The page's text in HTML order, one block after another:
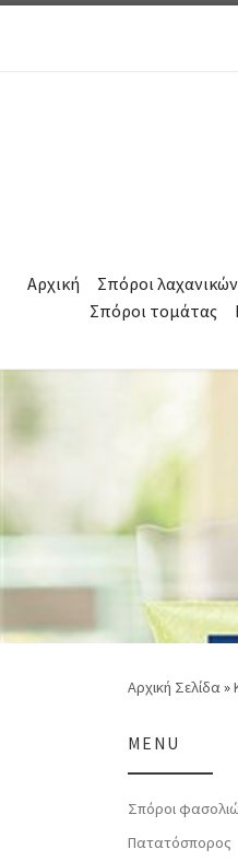
Αρχική Σπόροι λαχανικών
Σπόροι τομάτας
Αρχική Σελίδα »
MENU
Σπόροι
Πατατόσπορος